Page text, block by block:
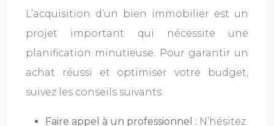
L’acquisition d’un bien immobilier est un
projet important qui nécessite une
planification minutieuse. Pour garantir un
achat réussi et optimiser votre budget,
suivez les conseils suivants:
Faire appel à un professionnel : N’hésitez